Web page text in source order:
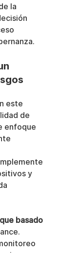
la
este
de
enfoque
y
basado